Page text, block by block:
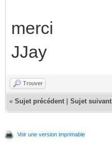
merci
JJay
Trouver
« Sujet précédent Sujet suivant
Voir une version imprimable